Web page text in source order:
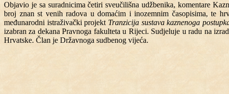
Objavio je sa suradnicima četiri sveučilišna udžbenika, komentare
broj znan st venih radova u domaćim i inozemnim časopisima, te
međunarodni istraživački projekt Tranzicija sustava kaznenoga
izabran za dekana Pravnoga fakulteta u Rijeci. Sudjeluje u radu na
Hrvatske. Član je Državnoga sudbenog vijeća.